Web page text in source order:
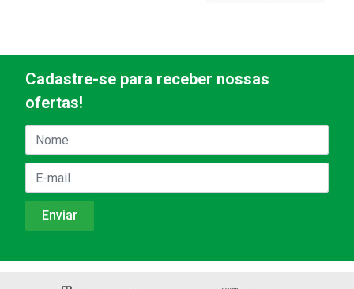
Cadastre-se para receber nossas
ofertas!